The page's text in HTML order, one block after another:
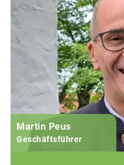
Martin Peus
Geschäftsführer